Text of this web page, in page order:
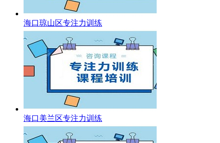
海口琼山区专注力训练
海口美兰区专注力训练